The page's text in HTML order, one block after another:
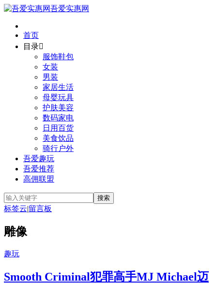
吾爱实惠网
首页
目录
服饰鞋包
女装
男装
家居生活
母婴玩具
护肤美容
数码家电
日用百货
美食饮品
骑行户外
吾爱趣玩
吾爱推荐
高佣联盟
标签云|留言板
雕像
趣玩
Smooth Criminal犯罪高手MJ Michael迈